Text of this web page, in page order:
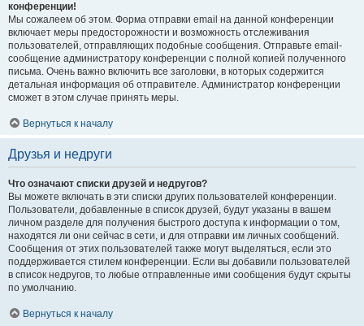
конференции!
Мы сожалеем об этом. Форма отправки email на данной конференции
включает меры предосторожности и возможность отслеживания
пользователей, отправляющих подобные сообщения. Отправьте email-
сообщение администратору конференции с полной копией полученного
письма. Очень важно включить все заголовки, в которых содержится
детальная информация об отправителе. Администратор конференции
сможет в этом случае принять меры.
Вернуться к началу
Друзья и недруги
Что означают списки друзей и недругов?
Вы можете включать в эти списки других пользователей конференции.
Пользователи, добавленные в список друзей, будут указаны в вашем
личном разделе для получения быстрого доступа к информации о том,
находятся ли они сейчас в сети, и для отправки им личных сообщений.
Сообщения от этих пользователей также могут выделяться, если это
поддерживается стилем конференции. Если вы добавили пользователей
в список недругов, то любые отправленные ими сообщения будут скрыты
по умолчанию.
Вернуться к началу